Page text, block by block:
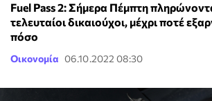
Fuel Pass 2: Σήμερα Πέμπτη
τελευταίοι δικαιούχοι, μέχρι ποτέ
πόσο
Οικονομία 06.10.2022 08:30